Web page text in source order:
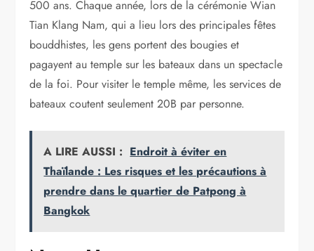
500 ans. Chaque année, lors de la cérémonie Wian
Tian Klang Nam, qui a lieu lors des principales fêtes
bouddhistes, les gens portent des bougies et
pagayent au temple sur les bateaux dans un spectacle
de la foi. Pour visiter le temple même, les services de
bateaux coutent seulement 20B par personne.
A LIRE AUSSI : Endroit à éviter en
Thaïlande : Les risques et les précautions à
prendre dans le quartier de Patpong à
Bangkok